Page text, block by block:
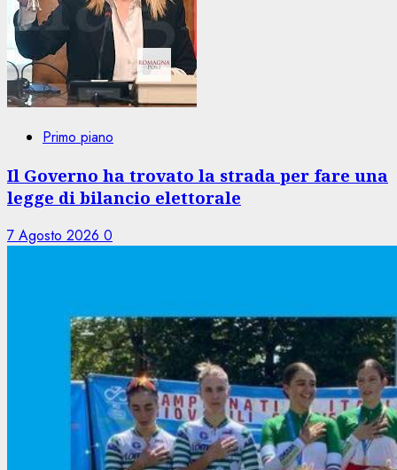
Primo piano
Il Governo ha trovato la strada per fare una
legge di bilancio elettorale
7 Agosto 2026 0